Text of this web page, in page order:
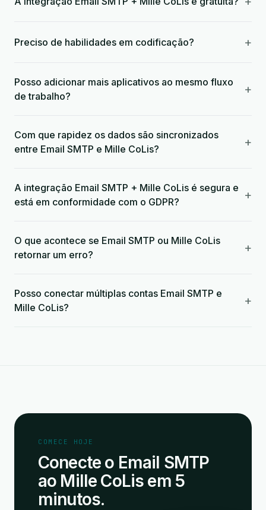
Preciso de habilidades em codificação? +
Posso adicionar mais aplicativos ao mesmo fluxo
de trabalho?
+
Com que rapidez os dados são sincronizados
entre Email SMTP e Mille CoLis?
+
A integração Email SMTP + Mille CoLis é segura e
está em conformidade com o GDPR?
+
O que acontece se Email SMTP ou Mille CoLis
retornar um erro?
+
Posso conectar múltiplas contas Email SMTP e
Mille CoLis?
+
COMECE HOJE
Conecte o Email SMTP
ao Mille CoLis em 5
minutos.